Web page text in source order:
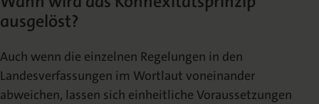
ausgelöst?
Auch wenn die einzelnen Regelungen in den
Landesverfassungen im Wortlaut voneinander
abweichen, lassen sich einheitliche Voraussetzungen